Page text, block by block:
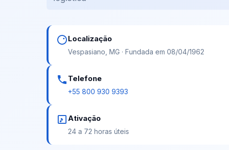
Localização
Vespasiano, MG · Fundada em 08/04/1962
Telefone
+55 800 930 9393
Ativação
24 a 72 horas úteis